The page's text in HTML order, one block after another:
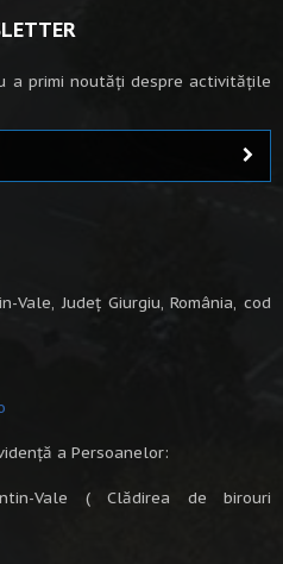
primi noutăți despre activitățile
Vale, Județ Giurgiu, România, cod
a Persoanelor:
Vale ( Clădirea de birouri